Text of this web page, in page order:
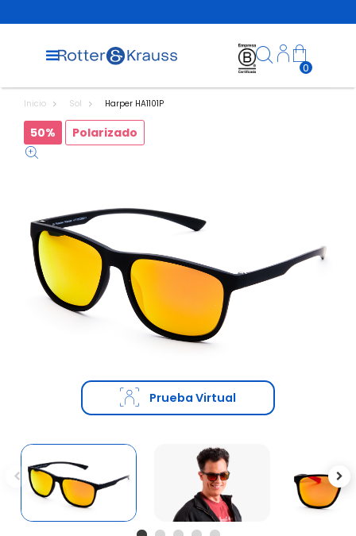
0
Inicio Sol Harper HA1101P
50% Polarizado
Prueba Virtual
Previous